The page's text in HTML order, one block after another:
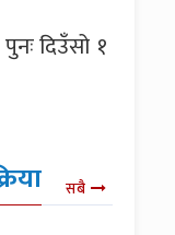
दिउँसो १
सबै